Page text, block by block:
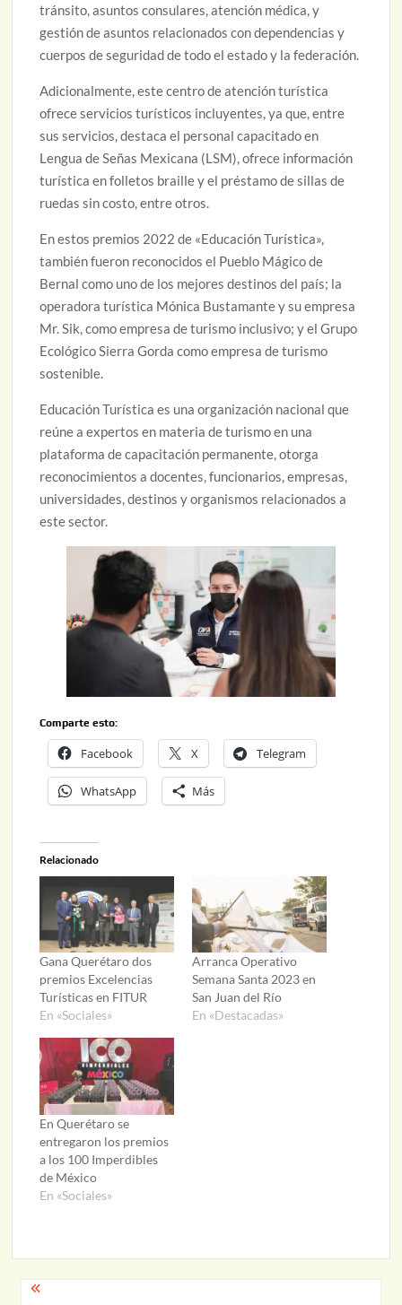
tránsito, asuntos consulares, atención médica, y
gestión de asuntos relacionados con dependencias y
cuerpos de seguridad de todo el estado y la federación.
Adicionalmente, este centro de atención turística
ofrece servicios turísticos incluyentes, ya que, entre
sus servicios, destaca el personal capacitado en
Lengua de Señas Mexicana (LSM), ofrece información
turística en folletos braille y el préstamo de sillas de
ruedas sin costo, entre otros.
En estos premios 2022 de «Educación Turística»,
también fueron reconocidos el Pueblo Mágico de
Bernal como uno de los mejores destinos del país; la
operadora turística Mónica Bustamante y su empresa
Mr. Sik, como empresa de turismo inclusivo; y el Grupo
Ecológico Sierra Gorda como empresa de turismo
sostenible.
Educación Turística es una organización nacional que
reúne a expertos en materia de turismo en una
plataforma de capacitación permanente, otorga
reconocimientos a docentes, funcionarios, empresas,
universidades, destinos y organismos relacionados a
este sector.
Comparte esto:
Facebook X Telegram
WhatsApp Más
Relacionado
Gana Querétaro dos
premios Excelencias
Turísticas en FITUR
En «Sociales»
Arranca Operativo
Semana Santa 2023 en
San Juan del Río
En «Destacadas»
En Querétaro se
entregaron los premios
a los 100 Imperdibles
de México
En «Sociales»
Navegación